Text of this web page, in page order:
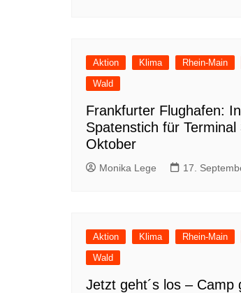
Aktion Klima Rhein-Main
Wald
Frankfurter Flughafen:
Spatenstich für Terminal
Oktober
Monika Lege 17.
Aktion Klima Rhein-Main
Wald
Jetzt geht´s los – Camp